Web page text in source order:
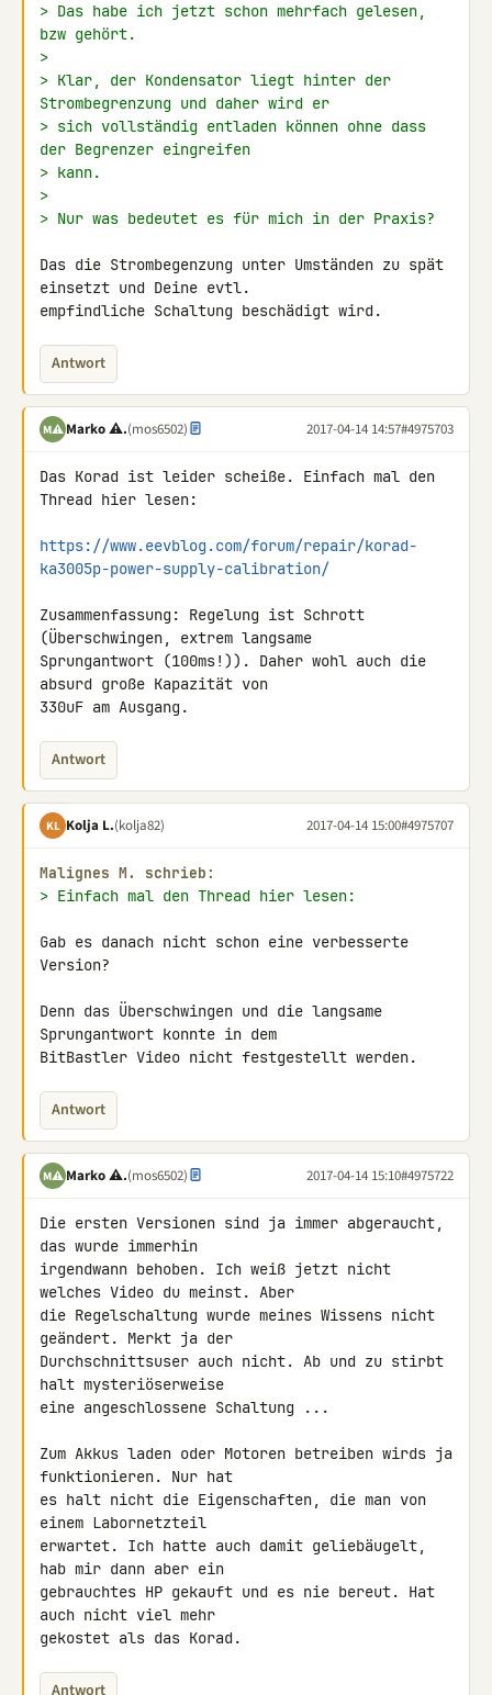
> Das habe ich jetzt schon mehrfach gelesen,
bzw gehört.
>
> Klar, der Kondensator liegt hinter der
Strombegrenzung und daher wird er
> sich vollständig entladen können ohne dass
der Begrenzer eingreifen
> kann.
>
> Nur was bedeutet es für mich in der Praxis?
Das die Strombegenzung unter Umständen zu spät
einsetzt und Deine evtl.
empfindliche Schaltung beschädigt wird.
Antwort
M⚠ Marko ⚠.(mos6502) 2017-04-14 14:57#4975703
Das Korad ist leider scheiße. Einfach mal den
Thread hier lesen:
https://www.eevblog.com/forum/repair/korad-
ka3005p-power-supply-calibration/
Zusammenfassung: Regelung ist Schrott
(Überschwingen, extrem langsame
Sprungantwort (100ms!)). Daher wohl auch die
absurd große Kapazität von
330uF am Ausgang.
Antwort
KL Kolja L.(kolja82) 2017-04-14 15:00#4975707
Malignes M. schrieb:
> Einfach mal den Thread hier lesen:
Gab es danach nicht schon eine verbesserte
Version?
Denn das Überschwingen und die langsame
Sprungantwort konnte in dem
BitBastler Video nicht festgestellt werden.
Antwort
M⚠ Marko ⚠.(mos6502) 2017-04-14 15:10#4975722
Die ersten Versionen sind ja immer abgeraucht,
das wurde immerhin
irgendwann behoben. Ich weiß jetzt nicht
welches Video du meinst. Aber
die Regelschaltung wurde meines Wissens nicht
geändert. Merkt ja der
Durchschnittsuser auch nicht. Ab und zu stirbt
halt mysteriöserweise
eine angeschlossene Schaltung ...
Zum Akkus laden oder Motoren betreiben wirds ja
funktionieren. Nur hat
es halt nicht die Eigenschaften, die man von
einem Labornetzteil
erwartet. Ich hatte auch damit geliebäugelt,
hab mir dann aber ein
gebrauchtes HP gekauft und es nie bereut. Hat
auch nicht viel mehr
gekostet als das Korad.
Antwort